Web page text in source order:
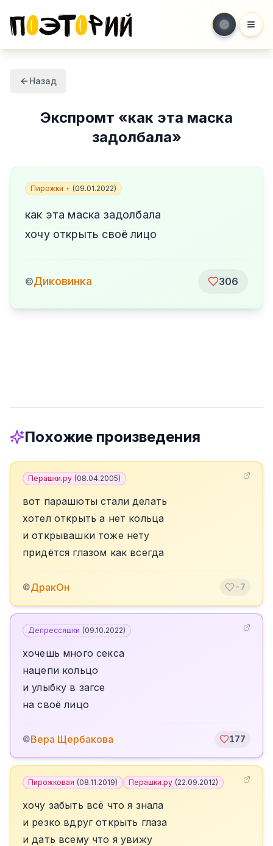
Назад
Экспромт «как эта маска
задолбала»
Пирожки + (09.01.2022)
как эта маска задолбала
хочу открыть своё лицо
©Диковинка 306
Похожие произведения
Перашки.ру (08.04.2005)
вот парашюты стали делать
хотел открыть а нет кольца
и открывашки тоже нету
придётся глазом как всегда
©ДракОн -7
Депрессяшки (09.10.2022)
хочешь много секса
нацепи кольцо
и улыбку в загсе
на своё лицо
©Вера Щербакова 177
Пирожковая (08.11.2019) Перашки.ру (22.09.2012)
хочу забыть всё что я знала
и резко вдруг открыть глаза
и дать всему что я увижу